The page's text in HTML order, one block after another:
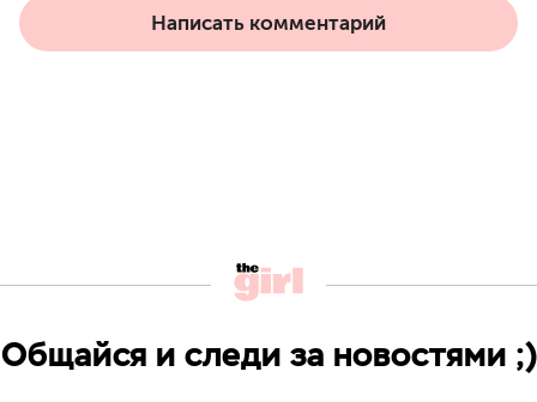
Написать комментарий
Общайся и следи за новостями ;)